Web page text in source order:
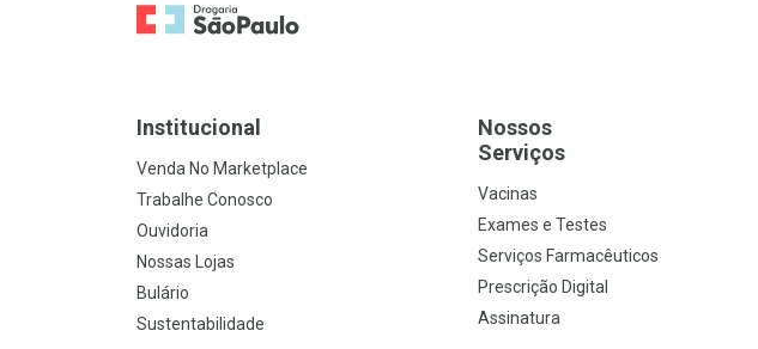
Ir para a Home
Institucional
Venda No Marketplace
Trabalhe Conosco
Ouvidoria
Nossas Lojas
Bulário
Sustentabilidade
Nossos
Serviços
Vacinas
Exames e Testes
Serviços Farmacêuticos
Prescrição Digital
Assinatura